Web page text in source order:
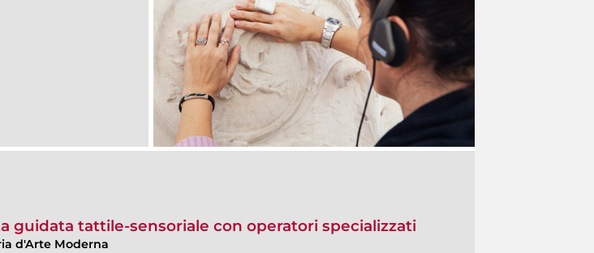
guidata tattile-sensoriale con operatori specializzati
d'Arte Moderna